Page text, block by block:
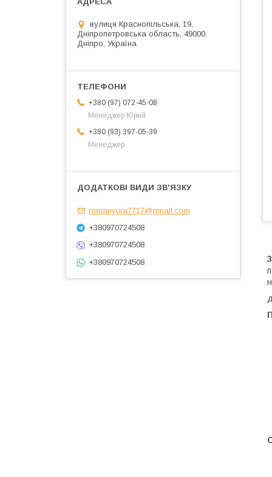
вулиця Краснопільська, 19,
Дніпропетровська область, 49000,
Дніпро, Україна
+380 (97) 072-45-08
Менеджер Юрий
+380 (93) 397-05-39
Менеджер
romanyura7717@gmail.com
+380970724508
+380970724508
+380970724508